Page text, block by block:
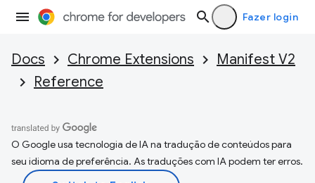
Fazer login
Docs Chrome Extensions
Manifest V2
Reference
O Google usa tecnologia de IA na tradução de conteúdos para
seu idioma de preferência. As traduções com IA podem ter erros.